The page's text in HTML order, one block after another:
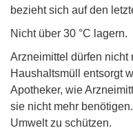
bezieht sich auf den
Nicht über 30 °C lagern.
Arzneimittel dürfen nicht
Haushaltsmüll entsorgt
Apotheker, wie
sie nicht mehr
Umwelt zu schützen.